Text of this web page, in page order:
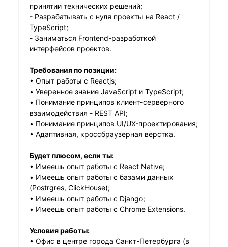
принятии технических решений;
- Разрабатывать с нуля проекты на React /
TypeScript;
- Заниматься Frontend-разработкой
интерфейсов проектов.
Требования по позиции:
• ️Опыт работы с Reactjs;
• ️Уверенное знание JavaScript и TypeScript;
• ️Понимание принципов клиент-серверного
взаимодействия - REST API;
• ️Понимание принципов UI/UX-проектирования;
• ️Адаптивная, кроссбраузерная верстка.
Будет плюсом, если ты:
• ️Имеешь опыт работы с React Native;
• ️Имеешь опыт работы с базами данных
(Postrgres, ClickHouse);
• ️Имеешь опыт работы с Django;
• ️Имеешь опыт работы с Chrome Extensions.
Условия работы:
• ️Офис в центре города Санкт-Петербурга (в